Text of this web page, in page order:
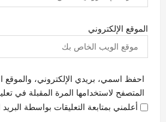
الموقع الإلكتروني
احفظ اسمي، بريدي الإلكتروني، والموقع
المتصفح لاستخدامها المرة المقبلة في
أعلمني بمتابعة التعليقات بواسطة البريد